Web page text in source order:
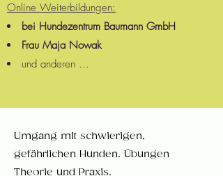
Online Weiterbildungen:
bei Hundezentrum Baumann GmbH
Frau Maja Nowak
und anderen ...
Umgang mit schwierigen,
gefährlichen Hunden. Übungen
Theorie und Praxis.